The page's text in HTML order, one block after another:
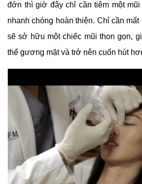
đớn thì giờ đây chỉ cần tiêm một
nhanh chóng hoàn thiện. Chỉ cần mất
sẽ sở hữu một chiếc mũi thon gọn,
thể gương mặt và trở nên cuốn hút